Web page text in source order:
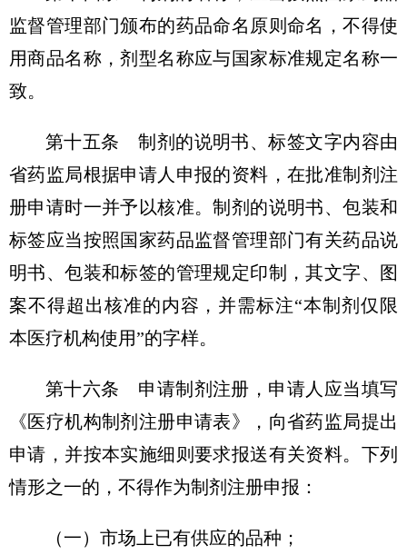
监督管理部门颁布的药品命名原则命名，不得使
用商品名称，剂型名称应与国家标准规定名称一
致。
第十五条 制剂的说明书、标签文字内容由
省药监局根据申请人申报的资料，在批准制剂注
册申请时一并予以核准。制剂的说明书、包装和
标签应当按照国家药品监督管理部门有关药品说
明书、包装和标签的管理规定印制，其文字、图
案不得超出核准的内容，并需标注“本制剂仅限
本医疗机构使用”的字样。
第十六条 申请制剂注册，申请人应当填写
《医疗机构制剂注册申请表》，向省药监局提出
申请，并按本实施细则要求报送有关资料。下列
情形之一的，不得作为制剂注册申报：
（一）市场上已有供应的品种；